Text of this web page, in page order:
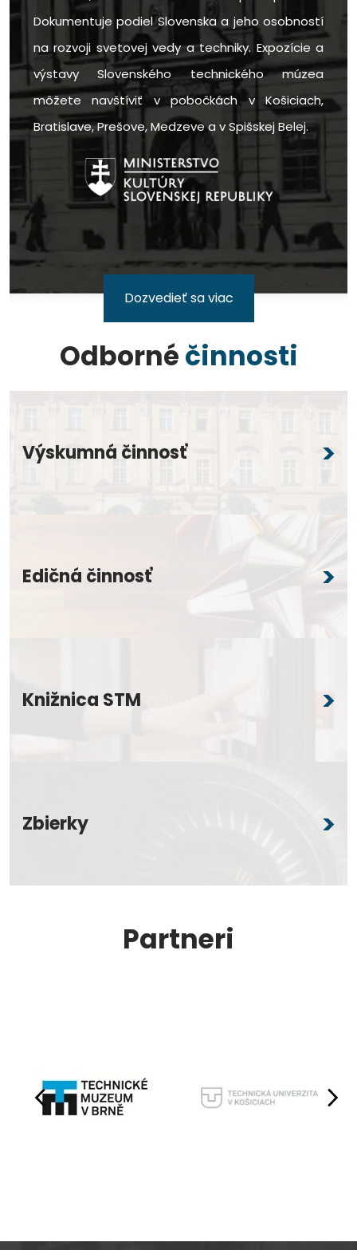
Dokumentuje podiel Slovenska a jeho osobností
na rozvoji svetovej vedy a techniky. Expozície a
výstavy Slovenského technického múzea
môžete navštíviť v pobočkách v Košiciach,
Bratislave, Prešove, Medzeve a v Spišskej Belej.
Dozvedieť sa viac
Odbornéčinnosti
Výskumná činnosť
Edičná činnosť
Knižnica STM
Zbierky
Partneri